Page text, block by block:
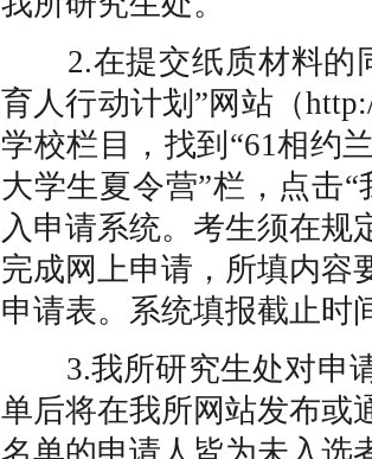
2.在提交纸质材料的
育人行动计划”网站（
学校栏目，找到“61相约
大学生夏令营”栏，点击
入申请系统。考生须在规
完成网上申请，所填内容
申请表。系统填报截止时
3.我所研究生处对申
单后将在我所网站发布或
名单的申请人皆为未入选